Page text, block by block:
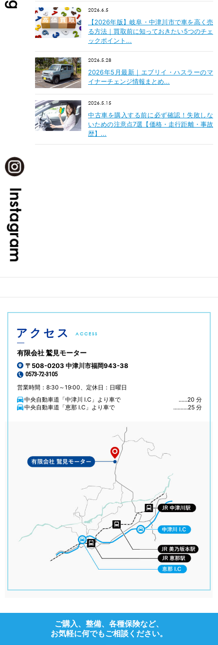
2026.6.5
【2026年版】岐阜・中津川市で車を高く売
る方法｜買取前に知っておきたい5つのチェ
ックポイント...
2026.5.28
2026年5月最新｜エブリイ・ハスラーのマ
イナーチェンジ情報まとめ...
2026.5.15
中古車を購入する前に必ず確認！失敗しな
いための注意点7選【価格・走行距離・事故
歴】...
アクセス ACCESS
有限会社 鷲見モーター
〒508-0203 中津川市福岡943-38
0573-72-3105
営業時間：8:30～19:00、定休日：日曜日
中央自動車道「中津川 I.C」より車で
......20 分
中央自動車道「恵那 I.C」より車で
..........25 分
ご購入、整備、各種保険など、
お気軽に何でもご相談ください。